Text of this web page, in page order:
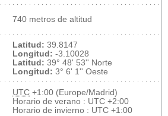
740 metros de altitud
Latitud: 39.8147
Longitud: -3.10028
Latitud: 39° 48' 53'' Norte
Longitud: 3° 6' 1'' Oeste
UTC +1:00 (Europe/Madrid)
Horario de verano : UTC +2:00
Horario de invierno : UTC +1:00